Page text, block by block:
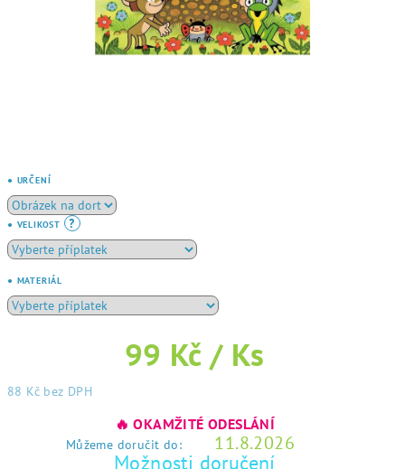
● URČENÍ
● VELIKOST ?
● MATERIÁL
99 Kč / Ks
88 Kč bez DPH
🔥 OKAMŽITÉ ODESLÁNÍ
Můžeme doručit do: 11.8.2026
Možnosti doručení